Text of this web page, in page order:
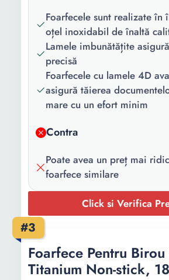
Foarfecele sunt realizate în
oțel inoxidabil de înaltă
Lamele imbunătățite
precisă
Foarfecele cu lamele 4D
asigură tăierea
mare cu un efort minim
Contra
Poate avea un preț mai
foarfece similare
Click si Verifica
#3
Foarfece Pentru
Titanium Non-stick,